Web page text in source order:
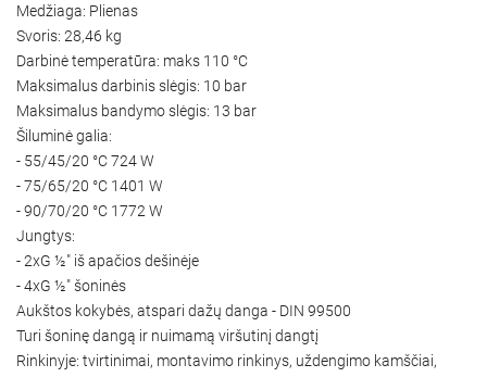
Medžiaga: Plienas
Svoris: 28,46 kg
Darbinė temperatūra: maks 110 °C
Maksimalus darbinis slėgis: 10 bar
Maksimalus bandymo slėgis: 13 bar
Šiluminė galia:
- 55/45/20 °C 724 W
- 75/65/20 °C 1401 W
- 90/70/20 °C 1772 W
Jungtys:
- 2xG ½″ iš apačios dešinėje
- 4xG ½″ šoninės
Aukštos kokybės, atspari dažų danga - DIN 99500
Turi šoninę dangą ir nuimamą viršutinį dangtį
Rinkinyje: tvirtinimai, montavimo rinkinys, uždengimo kamščiai,